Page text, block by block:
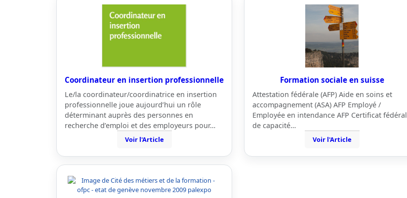
Coordinateur en insertion professionnelle
Le/la coordinateur/coordinatrice en insertion
professionnelle joue aujourd’hui un rôle
déterminant auprès des personnes en
recherche d’emploi et des employeurs pour…
Voir l'Article
Formation sociale en suisse
Attestation fédérale (AFP) Aide en soins et
accompagnement (ASA) AFP Employé /
Employée en intendance AFP Certificat fédéral
de capacité…
Voir l'Article